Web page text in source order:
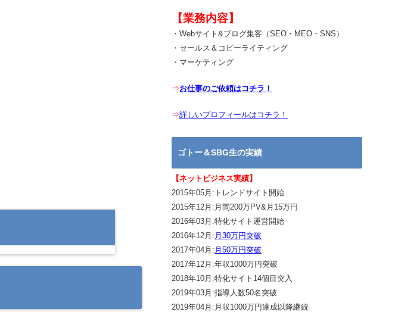
【業務内容】
・Webサイト&ブログ集客（SEO・MEO・SNS）
・セールス＆コピーライティング
・マーケティング
⇒お仕事のご依頼はコチラ！
⇒詳しいプロフィールはコチラ！
ゴトー＆SBG生の実績
【ネットビジネス実績】
2015年05月:トレンドサイト開始
2015年12月:月間200万PV&月15万円
2016年03月:特化サイト運営開始
2016年12月: 月30万円突破
2017年04月: 月50万円突破
2017年12月:年収1000万円突破
2018年10月:特化サイト14個目突入
2019年03月:指導人数50名突破
2019年04月:月収1000万円達成以降継続